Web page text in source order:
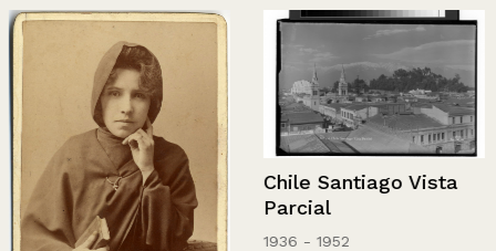
Chile Santiago Vista
Parcial
1936 - 1952